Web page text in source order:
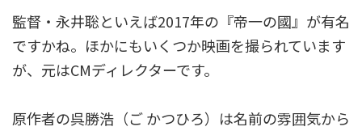
監督・永井聡といえば2017年の『帝一の國』が有名
ですかね。ほかにもいくつか映画を撮られています
が、元はCMディレクターです。
原作者の呉勝浩（ご かつひろ）は名前の雰囲気から